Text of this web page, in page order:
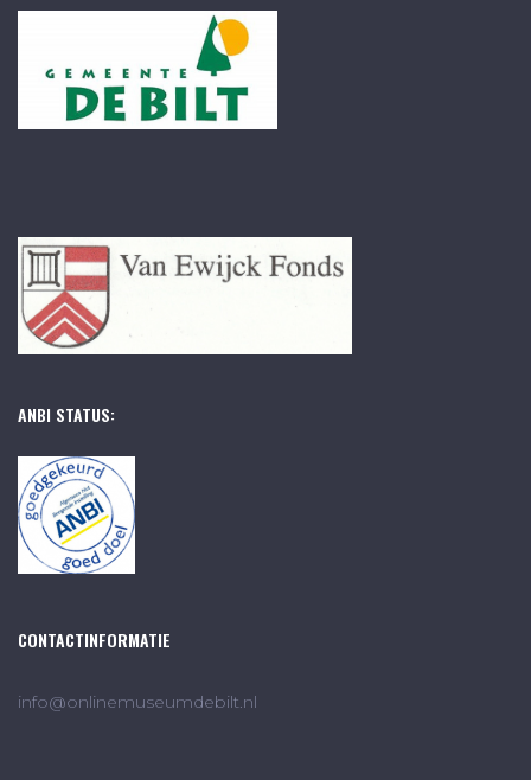
ANBI STATUS:
CONTACTINFORMATIE
info@onlinemuseumdebilt.nl